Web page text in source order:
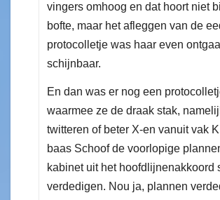
vingers omhoog en dat hoort niet
bofte, maar het afleggen van de
protocolletje was haar even
schijnbaar.
En dan was er nog een
waarmee ze de draak stak,
twitteren of beter X-en vanuit vak
baas Schoof de voorlopige
kabinet uit het hoofdlijnenakkoord
verdedigen. Nou ja, plannen